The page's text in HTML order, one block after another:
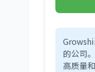
的公司
高质量